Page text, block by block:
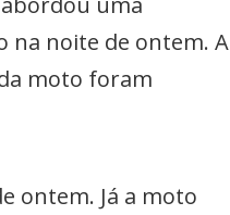
na noite de ontem. A
moto foram
ontem. Já a moto